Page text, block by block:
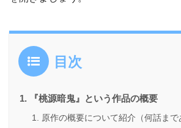
目次
『桃源暗鬼』という作品の概要
原作の概要について紹介（何話まで